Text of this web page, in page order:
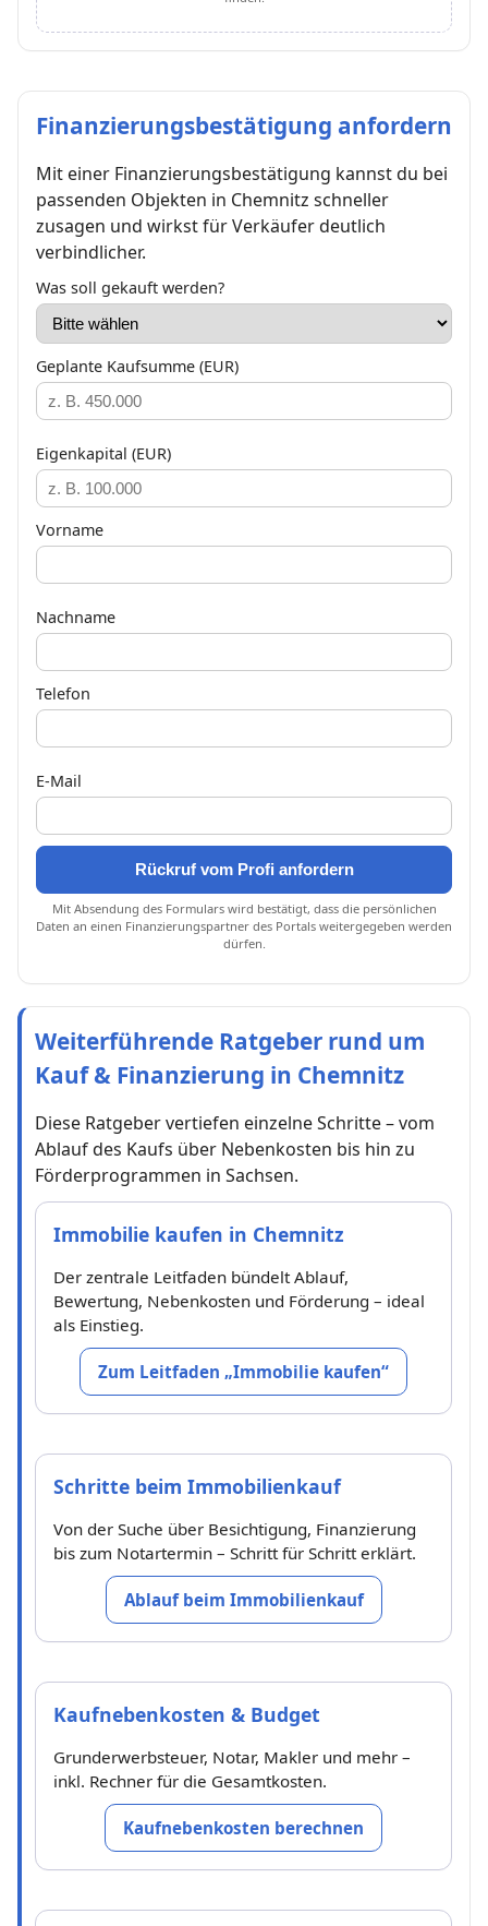
Finanzierungsbestätigung anfordern
Mit einer Finanzierungsbestätigung kannst du bei
passenden Objekten in Chemnitz schneller
zusagen und wirkst für Verkäufer deutlich
verbindlicher.
Was soll gekauft werden?
Geplante Kaufsumme (EUR)
Eigenkapital (EUR)
Vorname
Nachname
Telefon
E-Mail
Rückruf vom Profi anfordern
Mit Absendung des Formulars wird bestätigt, dass die persönlichen
Daten an einen Finanzierungspartner des Portals weitergegeben werden
dürfen.
Weiterführende Ratgeber rund um
Kauf & Finanzierung in Chemnitz
Diese Ratgeber vertiefen einzelne Schritte – vom
Ablauf des Kaufs über Nebenkosten bis hin zu
Förderprogrammen in Sachsen.
Immobilie kaufen in Chemnitz
Der zentrale Leitfaden bündelt Ablauf,
Bewertung, Nebenkosten und Förderung – ideal
als Einstieg.
Zum Leitfaden „Immobilie kaufen“
Schritte beim Immobilienkauf
Von der Suche über Besichtigung, Finanzierung
bis zum Notartermin – Schritt für Schritt erklärt.
Ablauf beim Immobilienkauf
Kaufnebenkosten & Budget
Grunderwerbsteuer, Notar, Makler und mehr –
inkl. Rechner für die Gesamtkosten.
Kaufnebenkosten berechnen